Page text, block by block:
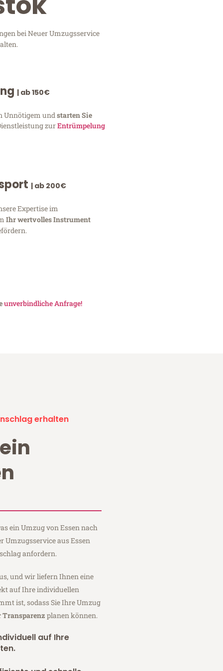
bei Neuer Umzugsservice
| ab 150€
Unnötigem und starten Sie
zurEntrümpelung
| ab 200€
Expertise im
Ihr wertvolles Instrument
unverbindliche Anfrage!
erhalten
ein Umzug von Essen nach
Umzugsservice aus Essen
anfordern.
und wir liefern Ihnen eine
auf Ihre individuellen
ist, sodass Sie Ihre Umzug
Transparenz planen können.
auf Ihre